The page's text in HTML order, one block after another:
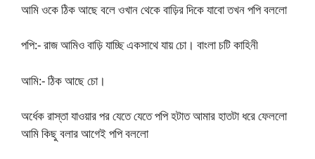
আমি ওকে ঠিক আছে বলে ওখান থেকে বাড়ির দিকে যাবো তখন পপি বললো
পপি:- রাজ আমিও বাড়ি যাচ্ছি একসাথে যায় চো। বাংলা চটি কাহিনী
আমি:- ঠিক আছে চো।
অর্ধেক রাস্তা যাওয়ার পর যেতে যেতে পপি হটাত আমার হাতটা ধরে ফেললো
আমি কিছু বলার আগেই পপি বললো